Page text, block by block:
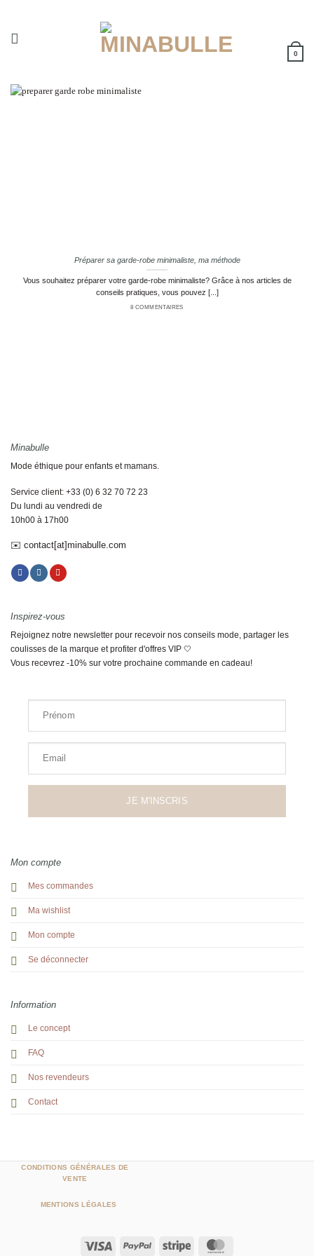
contenu
0
Préparer sa garde-robe minimaliste, ma méthode
Vous souhaitez préparer votre garde-robe minimaliste? Grâce à nos articles de
conseils pratiques, vous pouvez [...]
8 COMMENTAIRES
Minabulle
Mode éthique pour enfants et mamans.
Service client: +33 (0) 6 32 70 72 23
Du lundi au vendredi de
10h00 à 17h00
✉️ contact[at]minabulle.com
Mon compte
Mes commandes
Ma wishlist
Mon compte
Se déconnecter
Information
Le concept
FAQ
Nos revendeurs
Contact
Inspirez-vous
Rejoignez notre newsletter pour recevoir nos conseils mode, partager les
coulisses de la marque et profiter d'offres VIP 🤍
Vous recevrez -10% sur votre prochaine commande en cadeau!
Prénom
Email
JE M'INSCRIS
Visa PayPal Stripe
CONDITIONS GÉNÉRALES DE
VENTE
MENTIONS LÉGALES